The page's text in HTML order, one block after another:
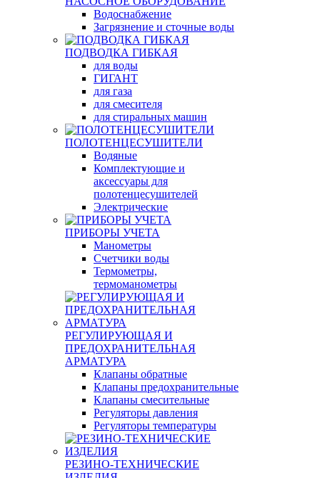
Водоснабжение
Загрязнение и сточные воды
ПОДВОДКА ГИБКАЯ
для воды
ГИГАНТ
для газа
для смесителя
для стиральных машин
ПОЛОТЕНЦЕСУШИТЕЛИ
Водяные
Комплектующие и
аксессуары для
полотенцесушителей
Электрические
ПРИБОРЫ УЧЕТА
Манометры
Счетчики воды
Термометры,
термоманометры
РЕГУЛИРУЮЩАЯ И
ПРЕДОХРАНИТЕЛЬНАЯ
АРМАТУРА
Клапаны обратные
Клапаны предохранительные
Клапаны смесительные
Регуляторы давления
Регуляторы температуры
РЕЗИНО-ТЕХНИЧЕСКИЕ